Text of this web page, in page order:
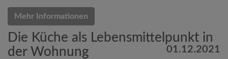
Mehr Informationen
Die Küche als Lebensmittelpunkt in
der Wohnung
01.12.2021